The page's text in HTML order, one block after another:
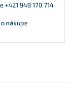
+421 948 170 714
nákupe